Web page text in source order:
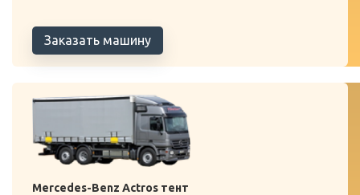
Заказать машину
Mercedes-Benz Actros тент